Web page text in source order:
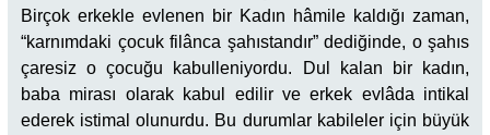
Birçok erkekle evlenen bir Kadın hâmile kaldığı zaman,
“karnımdaki çocuk filânca şahıstandır” dediğinde, o şahıs
çaresiz o çocuğu kabulleniyordu. Dul kalan bir kadın,
baba mirası olarak kabul edilir ve erkek evlâda intikal
ederek istimal olunurdu. Bu durumlar kabileler için büyük